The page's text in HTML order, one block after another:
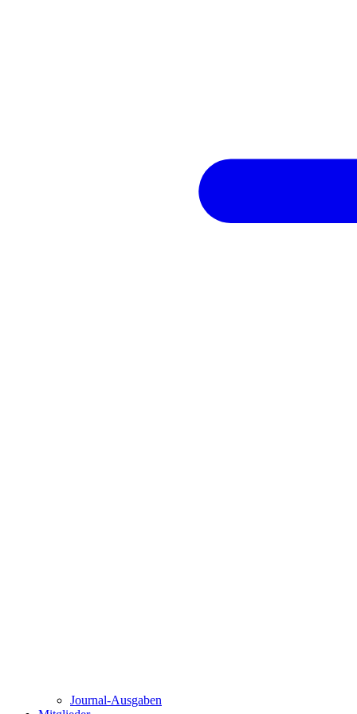
Journal-Ausgaben